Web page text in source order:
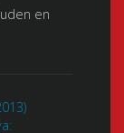
en